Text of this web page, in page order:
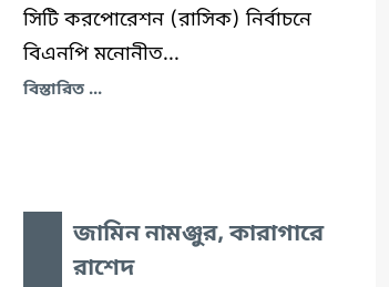
সিটি করপোরেশন (রাসিক) নির্বাচনে
বিএনপি মনোনীত...
বিস্তারিত ...
জামিন নামঞ্জুর, কারাগারে
রাশেদ